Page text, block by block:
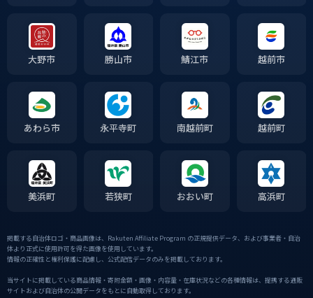
大野市 勝山市 鯖江市 越前市
あわら市 永平寺町 南越前町 越前町
美浜町 若狭町 おおい町 高浜町
掲載する自治体ロゴ・商品画像は、Rakuten Affiliate Program の正規提供データ、および事業者・自治
体より正式に使用許可を得た画像を使用しています。
情報の正確性と権利保護に配慮し、公式配信データのみを掲載しております。
当サイトに掲載している商品情報・寄附金額・画像・内容量・在庫状況などの各種情報は、提携する通販
サイトおよび自治体の公開データをもとに自動取得しております。